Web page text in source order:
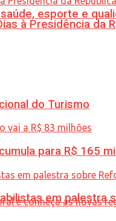
esporte e
à Presidência da
do Turismo
para R$ 165
em palestra